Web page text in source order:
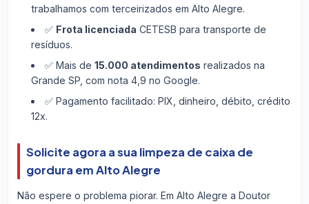
trabalhamos com terceirizados em Alto Alegre.
✅ Frota licenciada CETESB para transporte de
resíduos.
✅ Mais de 15.000 atendimentos realizados na
Grande SP, com nota 4,9 no Google.
✅ Pagamento facilitado: PIX, dinheiro, débito, crédito
12x.
Solicite agora a sua limpeza de caixa de
gordura em Alto Alegre
Não espere o problema piorar. Em Alto Alegre a Doutor